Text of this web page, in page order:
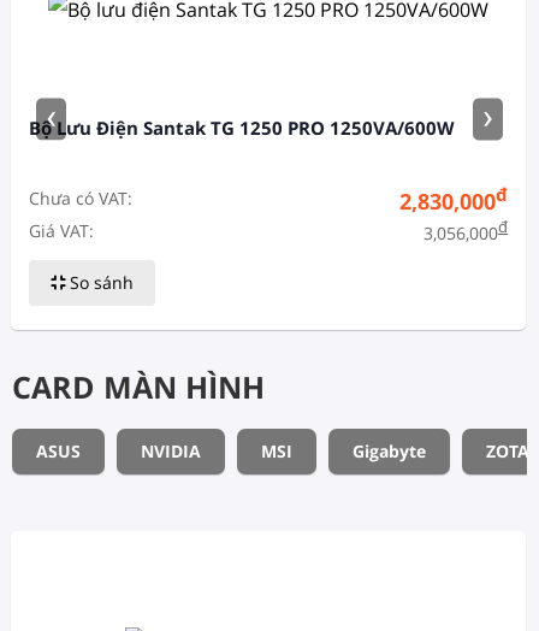
Bộ Lưu Điện Santak TG 1250 PRO 1250VA/600W
Chưa có VAT: 2,830,000đ
Giá VAT: 3,056,000đ
So sánh
‹ ›
CARD MÀN HÌNH
ASUS NVIDIA MSI Gigabyte ZOTAC